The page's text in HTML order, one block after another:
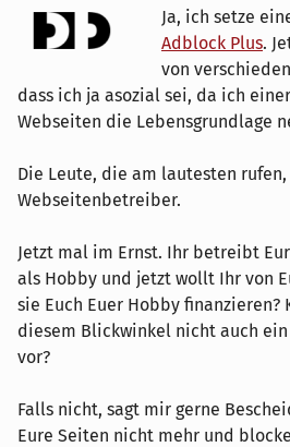
Ja, ich setze
Adblock Plus.
von
dass ich ja asozial sei, da ich
Webseiten die Lebensgrundlage
Die Leute, die am lautesten
Webseitenbetreiber.
Jetzt mal im Ernst. Ihr betreibt
als Hobby und jetzt wollt Ihr von
sie Euch Euer Hobby finanzieren?
diesem Blickwinkel nicht auch
vor?
Falls nicht, sagt mir gerne
Eure Seiten nicht mehr und